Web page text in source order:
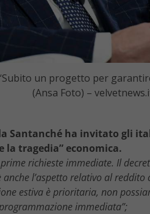
un progetto per
(Ansa Foto) –
Santanché ha invitato gli
la tragedia” economica.
richieste immediate. Il
anche l’aspetto relativo al
estiva è prioritaria, non
immediata”;